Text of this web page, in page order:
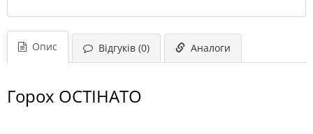
Опис Відгуків (0) Аналоги
Горох ОСТІНАТО